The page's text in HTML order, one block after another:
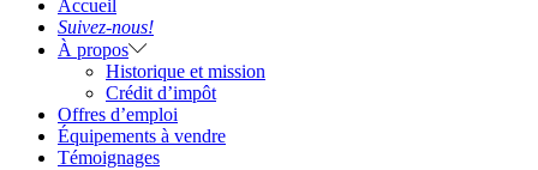
Accueil
Suivez-nous!
À propos
Historique et mission
Crédit d’impôt
Offres d’emploi
Équipements à vendre
Témoignages